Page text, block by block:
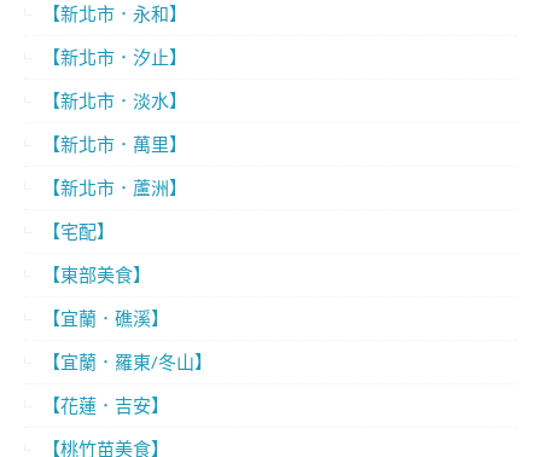
【新北市．永和】
【新北市．汐止】
【新北市．淡水】
【新北市．萬里】
【新北市．蘆洲】
【宅配】
【東部美食】
【宜蘭．礁溪】
【宜蘭．羅東/冬山】
【花蓮．吉安】
【桃竹苗美食】